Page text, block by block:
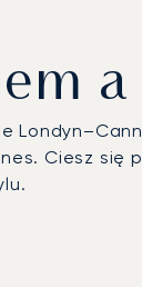
a
Ciesz się